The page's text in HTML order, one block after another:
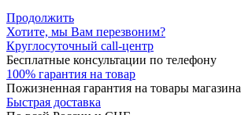
Продолжить
Хотите, мы Вам перезвоним?
Круглосуточный call-центр
Бесплатные консультации по телефону
100% гарантия на товар
Пожизненная гарантия на товары магазина
Быстрая доставка